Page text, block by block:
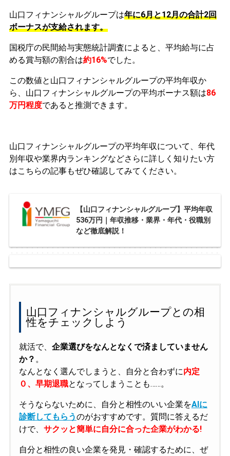
山口フィナンシャルグループは年に6月と12月の合計2回
ボーナスが支給されます。
国税庁の民間給与実態統計調査によると、平均給与に占
める賞与額の割合は約16%でした。
この数値と山口フィナンシャルグループの平均年収か
ら、山口フィナンシャルグループの平均ボーナス額は86
万円程度であると推測できます。
山口フィナンシャルグループの平均年収について、年代
別年収や業界内ランキングなどさらに詳しく知りたい方
はこちらの記事もぜひ確認してみてください。
【山口フィナンシャルグループ】平均年収
536万円｜年収推移・業界・年代・役職別
など徹底解説！
山口フィナンシャルグループとの相
性をチェックしよう
就活で、 企業選びをなんとなくで済ましていません
か？ 。
なんとなく選んでしまうと、自分と合わずに内定
０、早期退職となってしまうことも……。
そうならないために、自分と相性のいい企業をAIに
診断してもらうのがおすすめです。質問に答えるだ
けで、 サクッと簡単に自分に合った企業がわかる!
自分と相性の良い企業を発見・確認するために、ぜ